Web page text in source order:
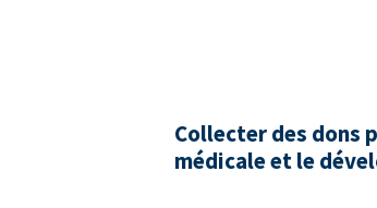
Collecter des dons
médicale et le